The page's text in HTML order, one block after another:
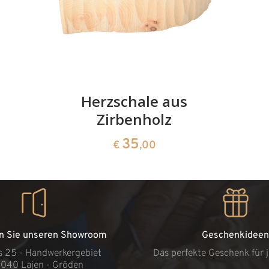
Herzschale aus
Zirbenholz
€ 35,00
Sie unseren Showroom
25 - Handwerkergebiet
Lajen - Gröden
Geschenkideen
Das perfekte Geschenk für